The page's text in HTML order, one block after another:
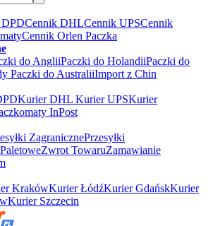
Cennik DHLCennik UPSCennik
Cennik Orlen Paczka
do AngliiPaczki do HolandiiPaczki do
Paczki do AustraliiImport z Chin
Kurier DHL Kurier UPSKurier
InPost
ZagranicznePrzesyłki
Zwrot TowaruZamawianie
KrakówKurier ŁódźKurier GdańskKurier
Kurier Szczecin